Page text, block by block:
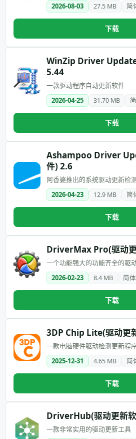
2026-08-03
27.5 MB 简
下载
WinZip Driver
5.44
一款驱动程序自动更新软件
2026-04-25
31.70 MB
下载
Ashampoo Driver
件) 2.6
阿香婆推出的系统驱动更新检
2026-04-23
12.9 MB 简
下载
DriverMax Pro(驱动
一个功能强大的功能齐全的驱
2026-02-23
8.4 MB 简
下载
3DP Chip Lite(驱动更
一款电脑硬件驱动检测更新程
2025-12-31
4.65 MB 简
下载
DriverHub(驱动更新
一款非常实用的驱动更新工具